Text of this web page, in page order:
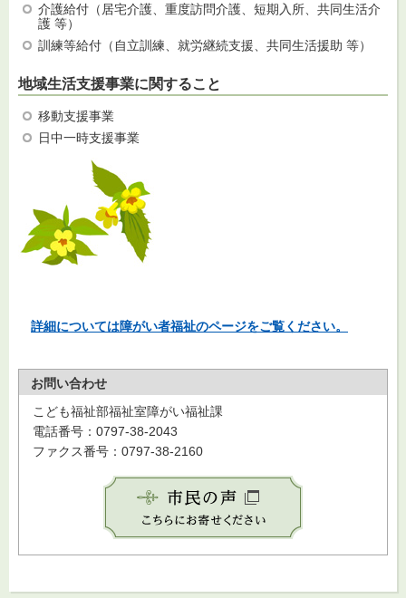
介護給付（居宅介護、重度訪問介護、短期入所、共同生活介
護 等）
訓練等給付（自立訓練、就労継続支援、共同生活援助 等）
地域生活支援事業に関すること
移動支援事業
日中一時支援事業
詳細については障がい者福祉のページをご覧ください。
お問い合わせ
こども福祉部福祉室障がい福祉課
電話番号：0797-38-2043
ファクス番号：0797-38-2160